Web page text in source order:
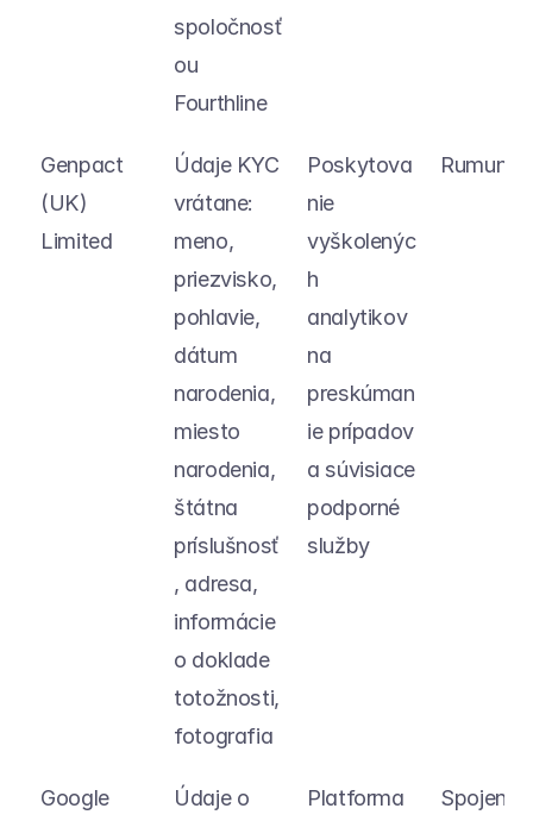
spoločnosť
ou
Fourthline
Genpact
(UK)
Limited
Údaje KYC
vrátane:
meno,
priezvisko,
pohlavie,
dátum
narodenia,
miesto
narodenia,
štátna
príslušnosť
, adresa,
informácie
o doklade
totožnosti,
fotografia
Poskytova
nie
vyškolenýc
h
analytikov
na
preskúman
ie prípadov
a súvisiace
podporné
služby
Google
Údaje o
Platforma
Spojené